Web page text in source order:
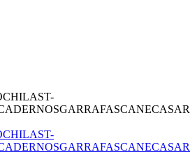
T-
GARRAFASCANECASAR
T-
GARRAFASCANECASAR